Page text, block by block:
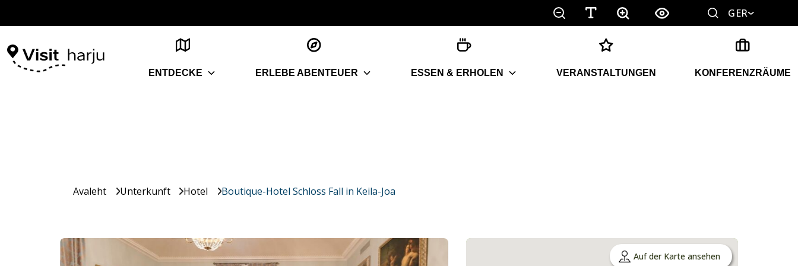
GER
ENTDECKE ERLEBE ABENTEUER ESSEN & ERHOLEN VERANSTALTUNGEN KONFERENZRÄUME
Avaleht Unterkunft Hotel Boutique-Hotel Schloss Fall in Keila-Joa
Auf der Karte ansehen